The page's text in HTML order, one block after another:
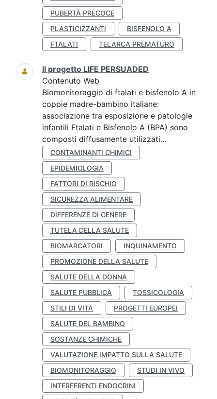
PUBERTÀ PRECOCE
PLASTICIZZANTI
BISFENOLO A
FTALATI
TELARCA PREMATURO
Il progetto LIFE PERSUADED
Contenuto Web
Biomonitoraggio di ftalati e bisfenolo A in
coppie madre-bambino italiane:
associazione tra esposizione e patologie
infantili Ftalati e Bisfenolo A (BPA) sono
composti diffusamente utilizzati...
CONTAMINANTI CHIMICI
EPIDEMIOLOGIA
FATTORI DI RISCHIO
SICUREZZA ALIMENTARE
DIFFERENZE DI GENERE
TUTELA DELLA SALUTE
BIOMARCATORI
INQUINAMENTO
PROMOZIONE DELLA SALUTE
SALUTE DELLA DONNA
SALUTE PUBBLICA
TOSSICOLOGIA
STILI DI VITA
PROGETTI EUROPEI
SALUTE DEL BAMBINO
SOSTANZE CHIMICHE
VALUTAZIONE IMPATTO SULLA SALUTE
BIOMONITORAGGIO
STUDI IN VIVO
INTERFERENTI ENDOCRINI